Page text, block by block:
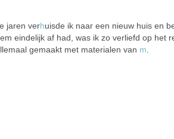
jaren verhuisde ik naar een nieuw huis en
eindelijk af had, was ik zo verliefd op het
gemaakt met materialen van m